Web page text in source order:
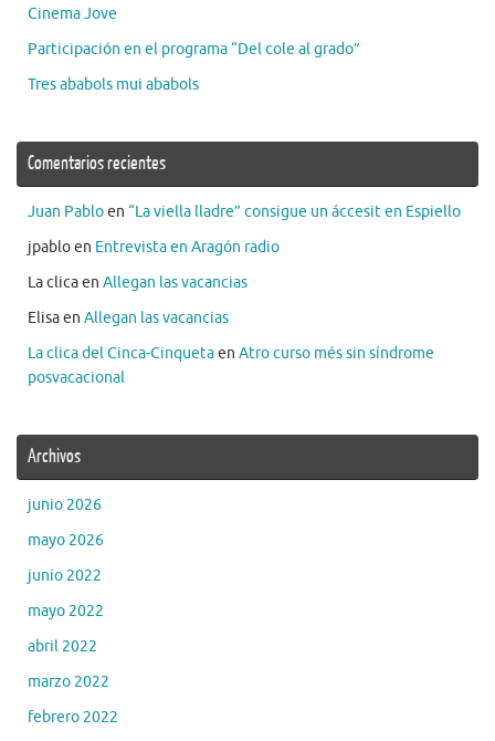
Cinema Jove
Participación en el programa “Del cole al grado”
Tres ababols mui ababols
Comentarios recientes
Juan Pabloen “La viella lladre” consigue un áccesit en Espiello
jpabloen Entrevista en Aragón radio
La clicaen Allegan las vacancias
Elisaen Allegan las vacancias
La clica del Cinca-Cinquetaen Atro curso més sin síndrome
posvacacional
Archivos
junio 2026
mayo 2026
junio 2022
mayo 2022
abril 2022
marzo 2022
febrero 2022